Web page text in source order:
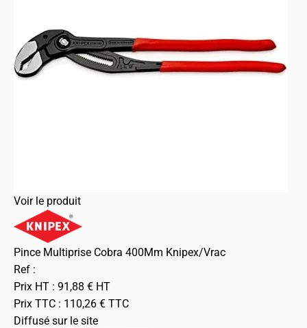
Voir le produit
Pince Multiprise Cobra 400Mm Knipex/Vrac
Ref :
Prix HT : 91,88 € HT
Prix TTC : 110,26 € TTC
Diffusé sur le site